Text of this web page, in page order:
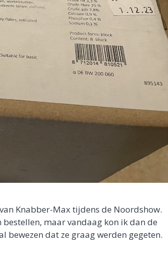
Knabber-Max tijdens de Noordshow.
maar vandaag kon ik dan de
bewezen dat ze graag werden gegeten.